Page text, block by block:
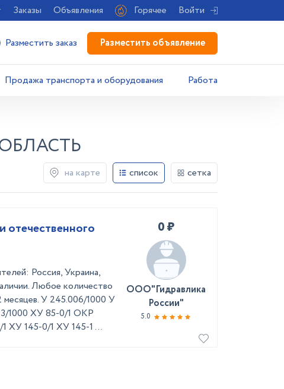
Заказы Объявления Горячее Войти
Разместить заказ Разместить объявление
Продажа транспорта и оборудования Работа
на карте список сетка
Россия, Украина,
Любое количество
месяцев. У 245.006/1000 У
1000 ХУ 85-0/1 ОКР
ХУ 145-0/1 ХУ 145-1 ...
0 ₽
ООО"Гидравлика
России"
5.0